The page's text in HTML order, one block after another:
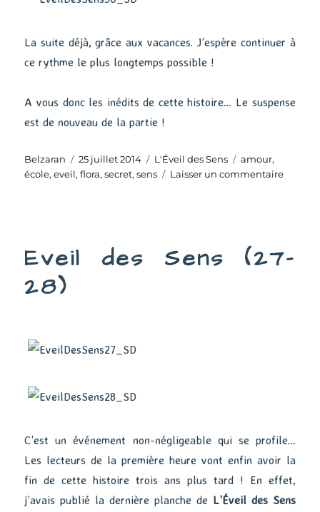
La suite déjà, grâce aux vacances. J’espère continuer à
ce rythme le plus longtemps possible !
A vous donc les inédits de cette histoire… Le suspense
est de nouveau de la partie !
Auteur
Belzaran
Publié
le
25 juillet 2014 Catégories
L'Éveil des Sens Étiquettes
amour,
école,eveil,flora,secret,sens Laisser un commentairesur
Eveil des Sens (27-
28)
C’est un événement non-négligeable qui se profile…
Les lecteurs de la première heure vont enfin avoir la
fin de cette histoire trois ans plus tard ! En effet,
j’avais publié la dernière planche de L’Éveil des Sens